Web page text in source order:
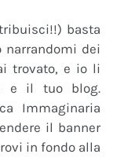
basta
dei
trovato, e io li
e il tuo blog.
Immaginaria
il banner
in fondo alla